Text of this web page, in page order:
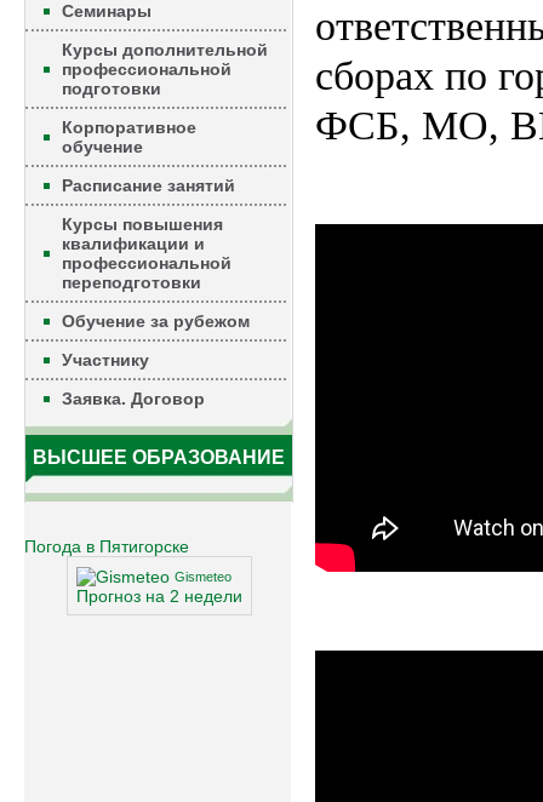
Семинары
Курсы дополнительной
профессиональной
подготовки
Корпоративное
обучение
Расписание занятий
Курсы повышения
квалификации и
профессиональной
переподготовки
Обучение за рубежом
Участнику
Заявка. Договор
ВЫСШЕЕ ОБРАЗОВАНИЕ
Погода в Пятигорске
Gismeteo
Прогноз на 2 недели
сборах по
ФСБ, МО,